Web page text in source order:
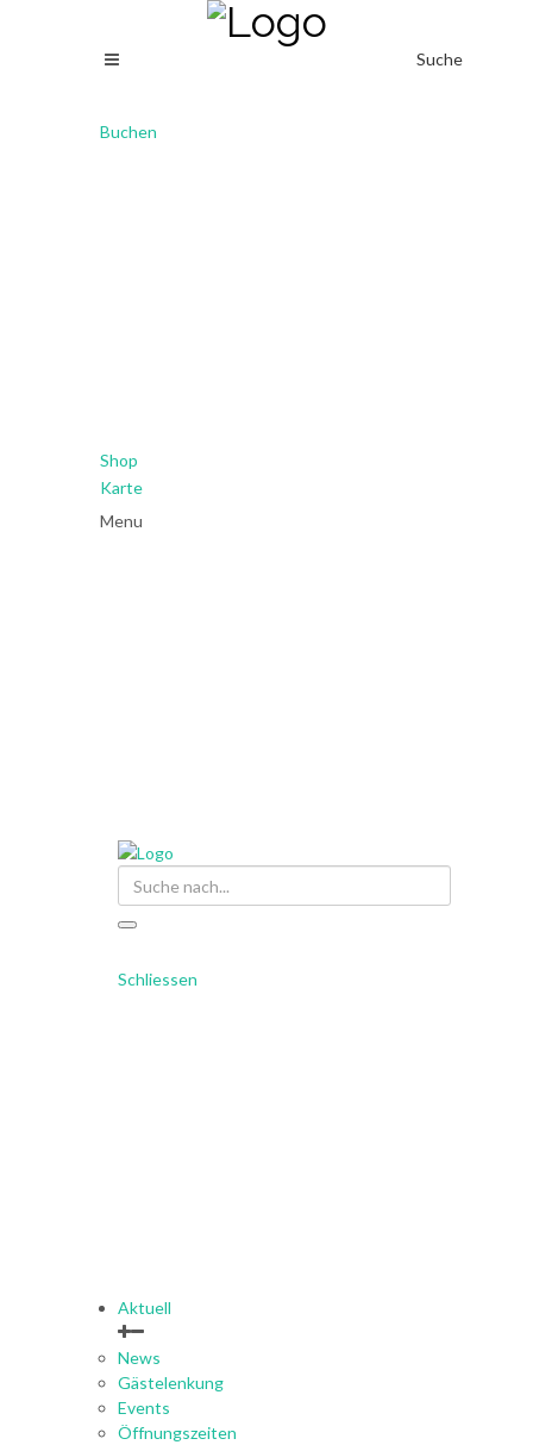
Buchen
Shop
Karte
Suche
Menu
Schliessen
Aktuell
News
Gästelenkung
Events
Öffnungszeiten